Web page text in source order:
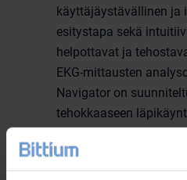
käyttäjäystävällinen ja
esitystapa sekä
helpottavat ja
EKG-mittausten
Navigator on
tehokkaaseen
tekemistä.
Bittium Cardiac